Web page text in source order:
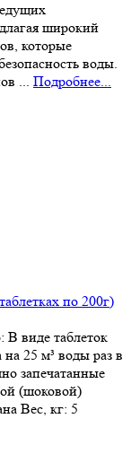
широкий
которые
воды.
... Подробнее...
по 200г)
В виде таблеток
на 25 м³ воды раз в
запечатанные
(шоковой)
Вес, кг: 5